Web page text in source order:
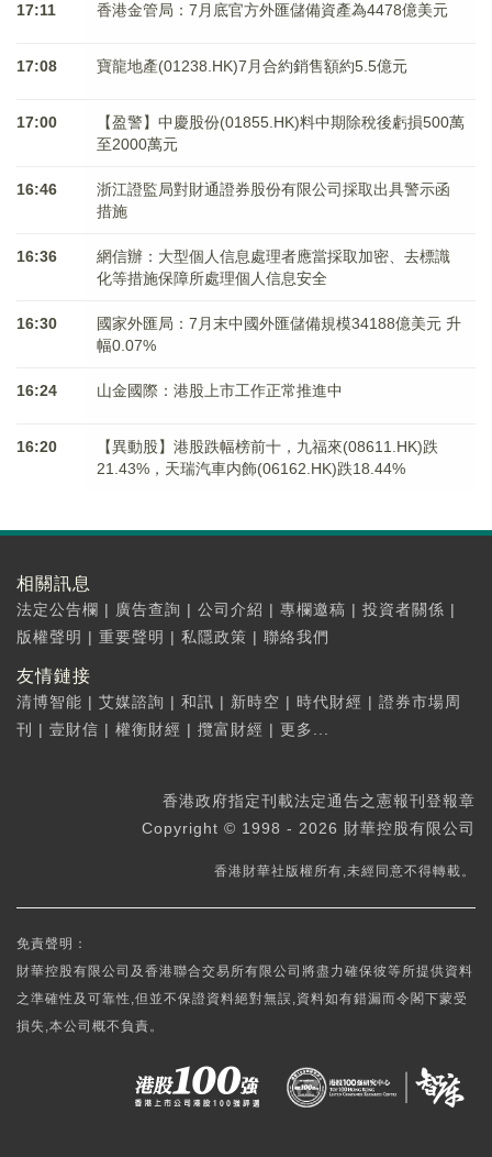
17:11 香港金管局：7月底官方外匯儲備資產為4478億美元
17:08 寶龍地產(01238.HK)7月合約銷售額約5.5億元
17:00
【盈警】中慶股份(01855.HK)料中期除稅後虧損500萬
至2000萬元
16:46
浙江證監局對財通證券股份有限公司採取出具警示函
措施
16:36
網信辦：大型個人信息處理者應當採取加密、去標識
化等措施保障所處理個人信息安全
16:30
國家外匯局：7月末中國外匯儲備規模34188億美元 升
幅0.07%
16:24 山金國際：港股上市工作正常推進中
16:20
【異動股】港股跌幅榜前十，九福來(08611.HK)跌
21.43%，天瑞汽車内飾(06162.HK)跌18.44%
相關訊息
法定公告欄 | 廣告查詢 | 公司介紹 | 專欄邀稿 | 投資者關係 |
版權聲明 | 重要聲明 | 私隱政策 | 聯絡我們
友情鏈接
清博智能 | 艾媒諮詢 | 和訊 | 新時空 | 時代財經 | 證券市場周
刊
| 壹財信 | 權衡財經 | 攬富財經 | 更多...
香港政府指定刊載法定通告之憲報刊登報章
Copyright © 1998 - 2026 財華控股有限公司
香港財華社版權所有,未經同意不得轉載。
免責聲明：
財華控股有限公司及香港聯合交易所有限公司將盡力確保彼等所提供資料
之準確性及可靠性,但並不保證資料絕對無誤,資料如有錯漏而令閣下蒙受
損失,本公司概不負責。